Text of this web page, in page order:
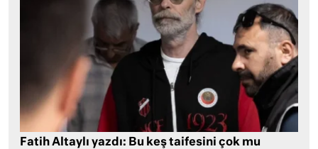
Fatih Altaylı yazdı: Bu keş taifesini çok mu